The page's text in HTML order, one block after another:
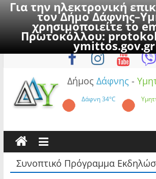
Για την ηλεκτρονική
τον Δήμο
χρησιμοποιείτε το
Πρωτοκόλλου:
ymittos.gov.gr
to
Παρασκευή, 7 Αυγούστου
Δήμος Δάφνης -
Δάφνη34°C
Συνοπτικό Πρόγραμμα